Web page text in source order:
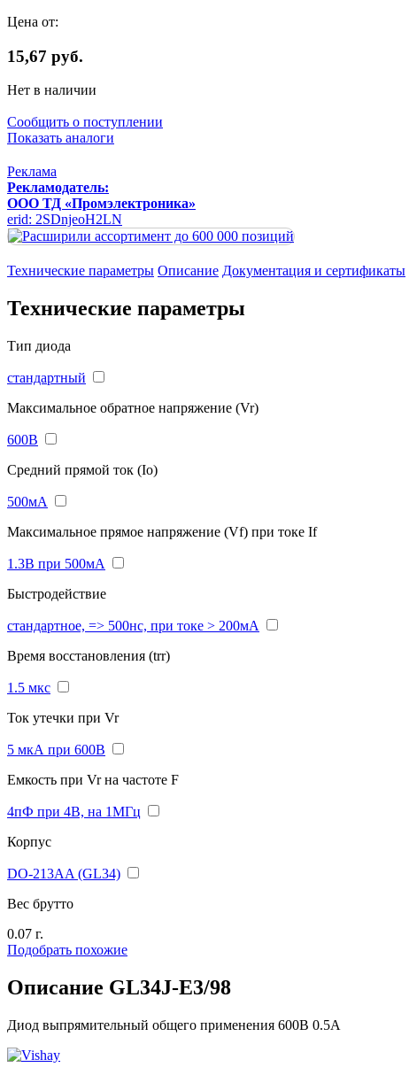
Цена от:
15,67 руб.
Нет в наличии
Сообщить о поступлении
Показать аналоги
Реклама
Рекламодатель:
ООО ТД «Промэлектроника»
erid: 2SDnjeoH2LN
Технические параметры Описание Документация и сертификаты
Технические параметры
Тип диода
стандартный
Максимальное обратное напряжение (Vr)
600В
Средний прямой ток (Io)
500мА
Максимальное прямое напряжение (Vf) при токе If
1.3В при 500мА
Быстродействие
стандартное, => 500нс, при токе > 200мА
Время восстановления (trr)
1.5 мкс
Ток утечки при Vr
5 мкА при 600В
Емкость при Vr на частоте F
4пФ при 4В, на 1МГц
Корпус
DO-213AA (GL34)
Вес брутто
0.07 г.
Подобрать похожие
Описание GL34J-E3/98
Диод выпрямительный общего применения 600В 0.5А